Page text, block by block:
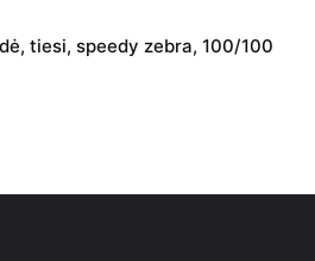
tiesi, speedy zebra, 100/100